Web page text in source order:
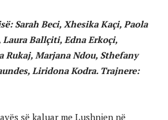
Sarah Beci, Xhesika Kaçi, Paola
Ballçiti, Edna Erkoçi,
Rukaj, Marjana Ndou, Sthefany
Liridona Kodra. Trajnere:
së kaluar me Lushnjen në